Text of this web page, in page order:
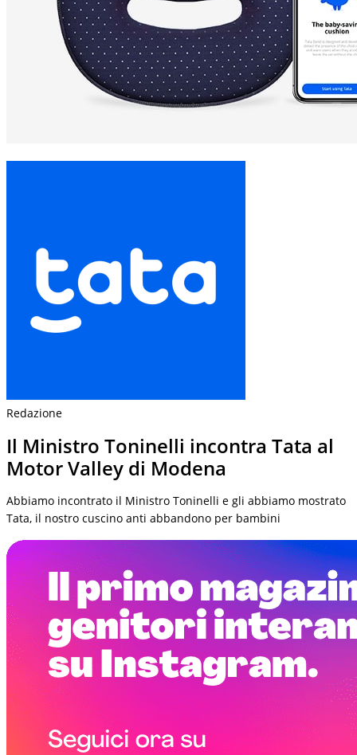
Redazione
Il Ministro Toninelli incontra Tata al
Motor Valley di Modena
Abbiamo incontrato il Ministro Toninelli e gli abbiamo mostrato
Tata, il nostro cuscino anti abbandono per bambini